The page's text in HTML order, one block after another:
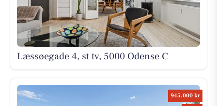
Læssøegade 4, st tv, 5000 Odense C
945.000 kr